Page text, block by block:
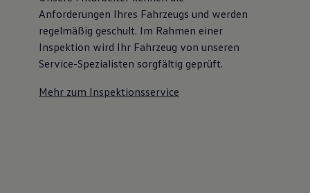
Anforderungen Ihres Fahrzeugs und werden
regelmäßig geschult. Im Rahmen einer
Inspektion wird Ihr Fahrzeug von unseren
Service-Spezialisten sorgfältig geprüft.
Mehr zum Inspektionsservice